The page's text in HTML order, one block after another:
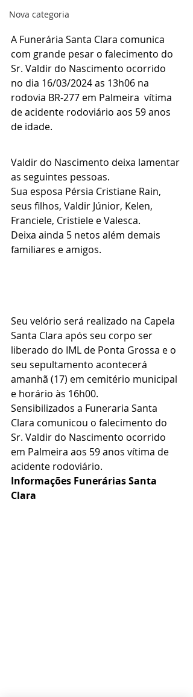
Nova categoria
A Funerária Santa Clara comunica
com grande pesar o falecimento do
Sr. Valdir do Nascimento ocorrido
no dia 16/03/2024 as 13h06 na
rodovia BR-277 em Palmeira  vítima
de acidente rodoviário aos 59 anos
de idade.
Valdir do Nascimento deixa lamentar
as seguintes pessoas.
Sua esposa Pérsia Cristiane Rain,
seus filhos, Valdir Júnior, Kelen,
Franciele, Cristiele e Valesca.
Deixa ainda 5 netos além demais
familiares e amigos.
Seu velório será realizado na Capela
Santa Clara após seu corpo ser
liberado do IML de Ponta Grossa e o
seu sepultamento acontecerá
amanhã (17) em cemitério municipal
e horário às 16h00.
Sensibilizados a Funeraria Santa
Clara comunicou o falecimento do
Sr. Valdir do Nascimento ocorrido
em Palmeira aos 59 anos vítima de
acidente rodoviário.
Informações Funerárias Santa
Clara